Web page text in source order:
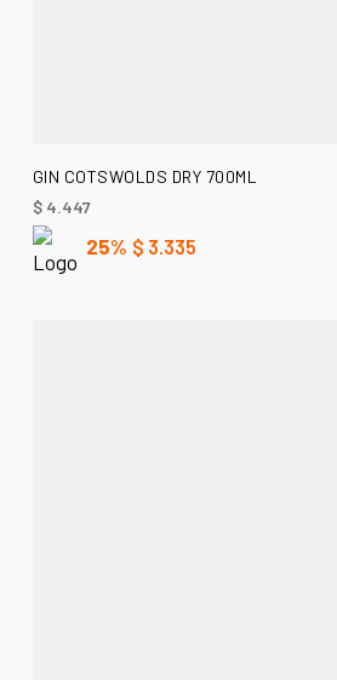
AÑADIR AL CARRITO
GIN COTSWOLDS DRY 700ML
$4.447
25% $ 3.335